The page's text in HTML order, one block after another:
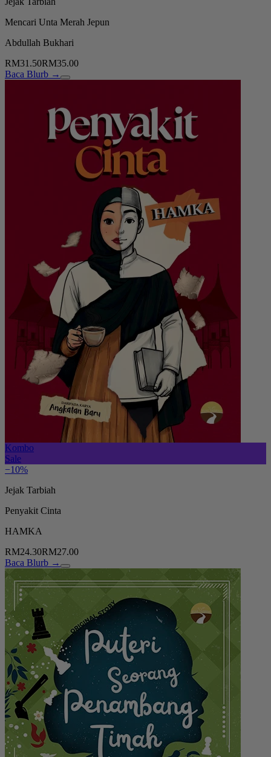
Mencari Unta Merah Jepun
Abdullah Bukhari
RM31.50RM35.00
Baca Blurb →
Kombo
Sale
−10%
Jejak Tarbiah
Penyakit Cinta
HAMKA
RM24.30RM27.00
Baca Blurb →